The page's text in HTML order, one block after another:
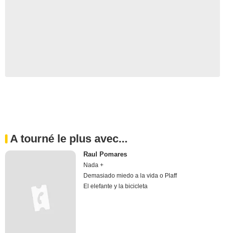
A tourné le plus avec...
Raul Pomares
Nada +
Demasiado miedo a la vida o Plaff
El elefante y la bicicleta